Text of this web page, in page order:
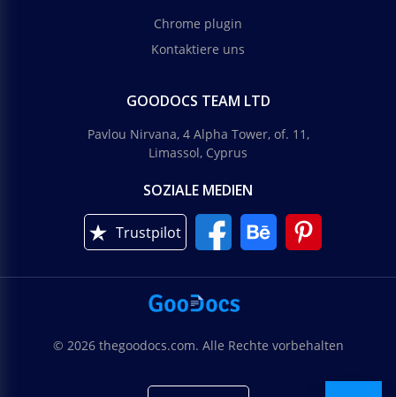
Chrome plugin
Kontaktiere uns
GOODOCS TEAM LTD
Pavlou Nirvana, 4 Alpha Tower, of. 11,
Limassol, Cyprus
SOZIALE MEDIEN
Trustpilot
© 2026 thegoodocs.com. Alle Rechte vorbehalten